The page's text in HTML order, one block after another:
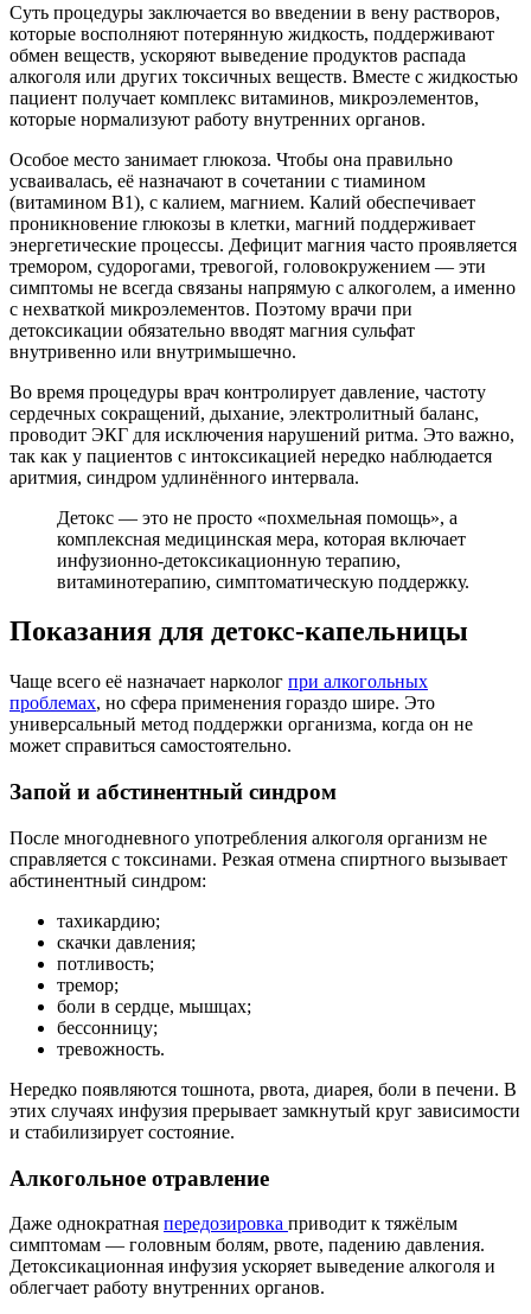
Суть процедуры заключается во введении в вену растворов,
которые восполняют потерянную жидкость, поддерживают
обмен веществ, ускоряют выведение продуктов распада
алкоголя или других токсичных веществ. Вместе с жидкостью
пациент получает комплекс витаминов, микроэлементов,
которые нормализуют работу внутренних органов.
Особое место занимает глюкоза. Чтобы она правильно
усваивалась, её назначают в сочетании с тиамином
(витамином B1), с калием, магнием. Калий обеспечивает
проникновение глюкозы в клетки, магний поддерживает
энергетические процессы. Дефицит магния часто проявляется
тремором, судорогами, тревогой, головокружением — эти
симптомы не всегда связаны напрямую с алкоголем, а именно
с нехваткой микроэлементов. Поэтому врачи при
детоксикации обязательно вводят магния сульфат
внутривенно или внутримышечно.
Во время процедуры врач контролирует давление, частоту
сердечных сокращений, дыхание, электролитный баланс,
проводит ЭКГ для исключения нарушений ритма. Это важно,
так как у пациентов с интоксикацией нередко наблюдается
аритмия, синдром удлинённого интервала.
Детокс — это не просто «похмельная помощь», а
комплексная медицинская мера, которая включает
инфузионно-детоксикационную терапию,
витаминотерапию, симптоматическую поддержку.
Показания для детокс-капельницы
Чаще всего её назначает нарколог при алкогольных
проблемах, но сфера применения гораздо шире. Это
универсальный метод поддержки организма, когда он не
может справиться самостоятельно.
Запой и абстинентный синдром
После многодневного употребления алкоголя организм не
справляется с токсинами. Резкая отмена спиртного вызывает
абстинентный синдром:
тахикардию;
скачки давления;
потливость;
тремор;
боли в сердце, мышцах;
бессонницу;
тревожность.
Нередко появляются тошнота, рвота, диарея, боли в печени. В
этих случаях инфузия прерывает замкнутый круг зависимости
и стабилизирует состояние.
Алкогольное отравление
Даже однократная передозировка приводит к тяжёлым
симптомам — головным болям, рвоте, падению давления.
Детоксикационная инфузия ускоряет выведение алкоголя и
облегчает работу внутренних органов.